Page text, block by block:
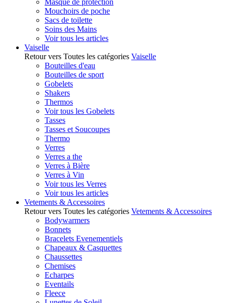
Masque de protection
Mouchoirs de poche
Sacs de toilette
Soins des Mains
Voir tous les articles
Vaiselle
Retour vers Toutes les catégories Vaiselle
Bouteilles d'eau
Bouteilles de sport
Gobelets
Shakers
Thermos
Voir tous les Gobelets
Tasses
Tasses et Soucoupes
Thermo
Verres
Verres a the
Verres à Bière
Verres à Vin
Voir tous les Verres
Voir tous les articles
Vetements & Accessoires
Retour vers Toutes les catégories Vetements & Accessoires
Bodywarmers
Bonnets
Bracelets Evenementiels
Chapeaux & Casquettes
Chaussettes
Chemises
Echarpes
Eventails
Fleece